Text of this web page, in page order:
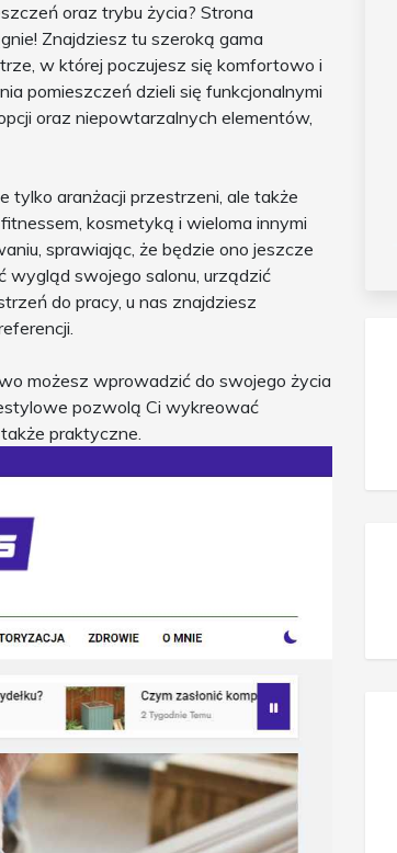
oraz trybu życia? Strona
Znajdziesz tu szeroką gama
w której poczujesz się komfortowo i
pomieszczeń dzieli się funkcjonalnymi
oraz niepowtarzalnych elementów,
tylko aranżacji przestrzeni, ale także
kosmetyką i wieloma innymi
sprawiając, że będzie ono jeszcze
wygląd swojego salonu, urządzić
do pracy, u nas znajdziesz
możesz wprowadzić do swojego życia
pozwolą Ci wykreować
praktyczne.